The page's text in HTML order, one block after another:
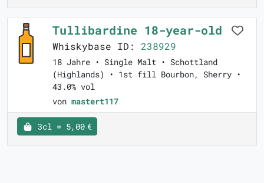
Tullibardine 18-year-old
Whiskybase ID: 238929
18 Jahre • Single Malt • Schottland
(Highlands) • 1st fill Bourbon, Sherry •
43.0% vol
von mastert117
3cl = 5,00 €